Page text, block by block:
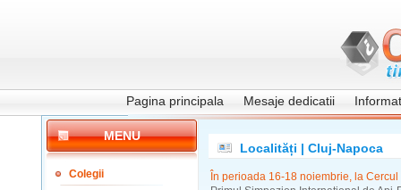
Pagina principala Mesaje dedicatii
MENU
Colegii
Localități | Cluj-Napoca
În perioada 16-18 noiembrie, la